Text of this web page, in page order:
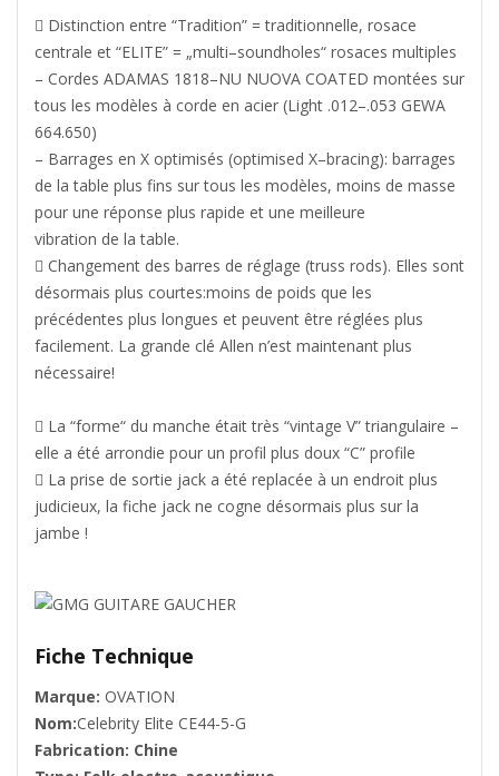
 Distinction entre “Tradition” = traditionnelle, rosace
centrale et “ELITE” = „multi–soundholes“ rosaces multiples
– Cordes ADAMAS 1818–NU NUOVA COATED montées sur
tous les modèles à corde en acier (Light .012–.053 GEWA
664.650)
– Barrages en X optimisés (optimised X–bracing): barrages
de la table plus fins sur tous les modèles, moins de masse
pour une réponse plus rapide et une meilleure
vibration de la table.
 Changement des barres de réglage (truss rods). Elles sont
désormais plus courtes:moins de poids que les
précédentes plus longues et peuvent être réglées plus
facilement. La grande clé Allen n’est maintenant plus
nécessaire!
 La “forme“ du manche était très “vintage V”triangulaire –
elle a été arrondie pour un profil plus doux “C” profile
 La prise de sortie jack a été replacée à un endroit plus
judicieux, la fiche jack ne cogne désormais plus sur la
jambe !
Fiche Technique
Marque: OVATION
Nom:Celebrity Elite CE44-5-G
Fabrication: Chine